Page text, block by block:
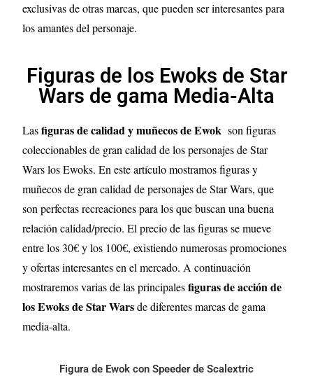
exclusivas de otras marcas, que pueden ser interesantes para
los amantes del personaje.
Figuras de los Ewoks de Star
Wars de gama Media-Alta
Lasfiguras de calidad y muñecos deEwok son figuras
coleccionables de gran calidad de los personajes de Star
Wars los Ewoks. En este artículo mostramos figuras y
muñecos de gran calidad de personajes de Star Wars, que
son perfectas recreaciones para los que buscan una buena
relación calidad/precio. El precio de las figuras se mueve
entre los 30€ y los 100€, existiendo numerosas promociones
y ofertas interesantes en el mercado. A continuación
mostraremos varias de las principalesfiguras de acción de
los EwoksdeStar Warsde diferentes marcas de gama
media-alta.
Figura de Ewok con Speeder de Scalextric